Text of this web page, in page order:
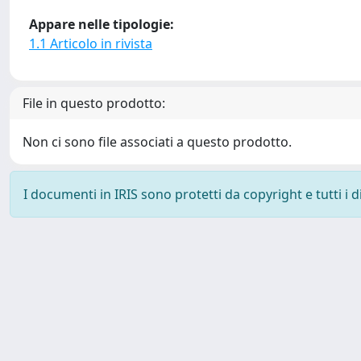
Appare nelle tipologie:
1.1 Articolo in rivista
File in questo prodotto:
Non ci sono file associati a questo prodotto.
I documenti in IRIS sono protetti da copyright e tutti i